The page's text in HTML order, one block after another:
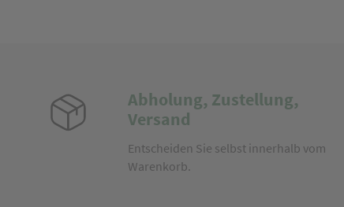
Abholung, Zustellung,
Versand
Entscheiden Sie selbst innerhalb vom
Warenkorb.